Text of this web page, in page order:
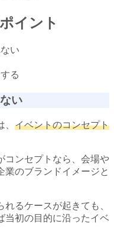
イント
い
る
い
イベントのコンセプト
コンセプトなら、会場や
業のブランドイメージと
るケースが起きても、
当初の目的に沿ったイベ